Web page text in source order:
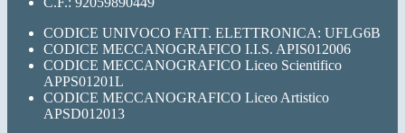
CODICE UNIVOCO FATT. ELETTRONICA: UFLG6B
CODICE MECCANOGRAFICO I.I.S. APIS012006
CODICE MECCANOGRAFICO Liceo Scientifico
APPS01201L
CODICE MECCANOGRAFICO Liceo Artistico
APSD012013